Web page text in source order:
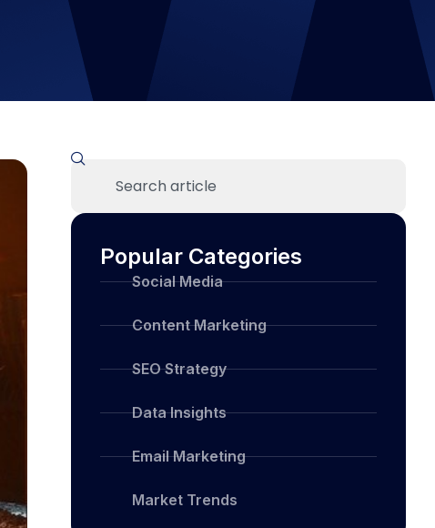
Popular Categories
Social Media
Content Marketing
SEO Strategy
Data Insights
Email Marketing
Market Trends